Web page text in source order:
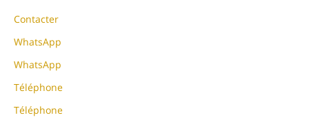
Contacter
WhatsApp
WhatsApp
Téléphone
Téléphone